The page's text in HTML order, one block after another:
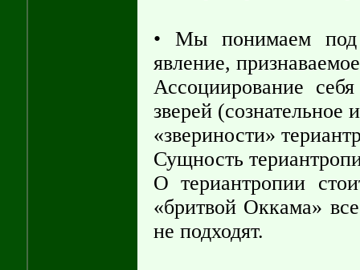
• Мы понимаем под
явление,
Ассоциирование
зверей (сознательное
«звериности»
Сущность
О териантропии
«бритвой Оккама»
не подходят.